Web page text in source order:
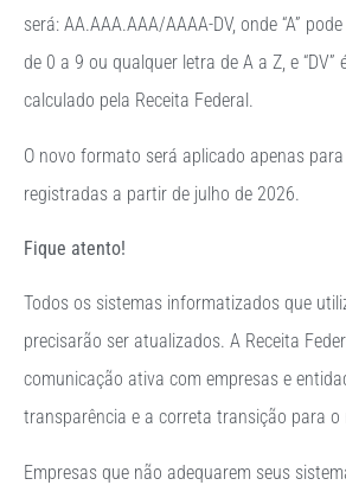
será: AA.AAA.AAA/AAAA-DV, onde “A”
de 0 a 9 ou qualquer letra de A a Z, e
calculado pela Receita Federal.
O novo formato será aplicado apenas
registradas a partir de julho de 2026.
Fique atento!
Todos os sistemas informatizados que
precisarão ser atualizados. A Receita
comunicação ativa com empresas e
transparência e a correta transição para o
Empresas que não adequarem seus